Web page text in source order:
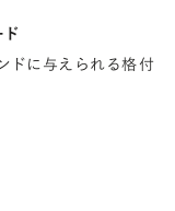
ドに与えられる格付